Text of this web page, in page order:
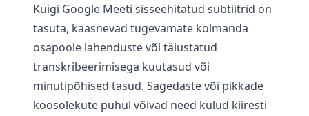
Kuigi Google Meeti sisseehitatud subtiitrid on
tasuta, kaasnevad tugevamate kolmanda
osapoole lahenduste või täiustatud
transkribeerimisega kuutasud või
minutipõhised tasud. Sagedaste või pikkade
koosolekute puhul võivad need kulud kiiresti